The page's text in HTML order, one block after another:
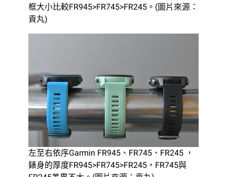
框大小比較FR945>FR745>FR245。(圖片來源：
貢丸)
左至右依序Garmin FR945、FR745、FR245 ，
錶身的厚度FR945>FR745>FR245，FR745與